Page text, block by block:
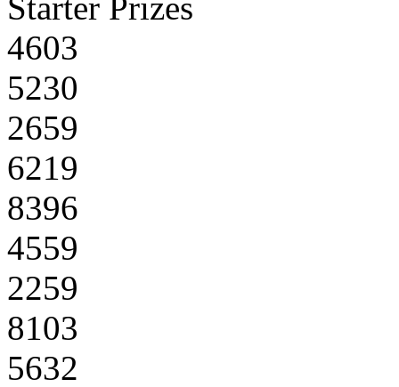
4603
5230
2659
6219
8396
4559
2259
8103
5632